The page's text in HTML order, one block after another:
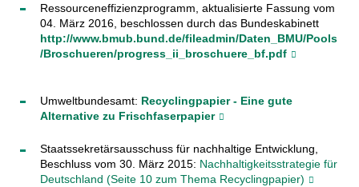
Ressourceneffizienzprogramm, aktualisierte Fassung vom
04. März 2016, beschlossen durch das Bundeskabinett
http://www.bmub.bund.de/fileadmin/Daten_BMU/Pools
/Broschueren/progress_ii_broschuere_bf.pdf
Umweltbundesamt: Recyclingpapier - Eine gute
Alternative zu Frischfaserpapier
Staatssekretärsausschuss für nachhaltige Entwicklung,
Beschluss vom 30. März 2015: Nachhaltigkeitsstrategie für
Deutschland (Seite 10 zum Thema Recyclingpapier)